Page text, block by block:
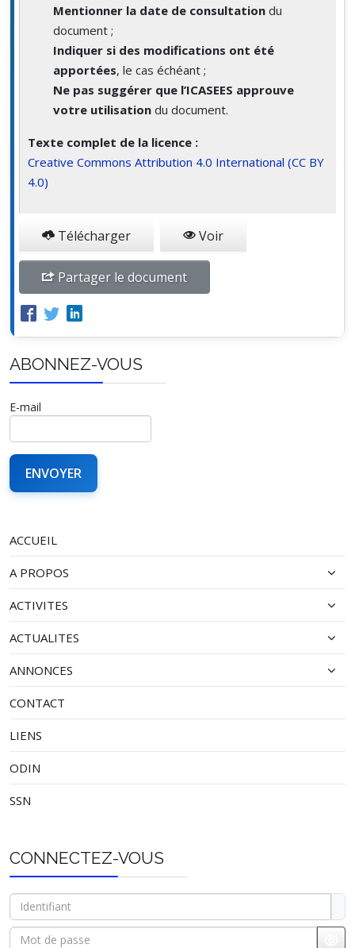
Mentionner la date de consultation du
document ;
Indiquer si des modifications ont été
apportées, le cas échéant ;
Ne pas suggérer que l’ICASEES approuve
votre utilisation du document.
Texte complet de la licence :
Creative Commons Attribution 4.0 International (CC BY
4.0)
Télécharger Voir
Partager le document
ABONNEZ-VOUS
E-mail
ACCUEIL
A PROPOS
ACTIVITES
ACTUALITES
ANNONCES
CONTACT
LIENS
ODIN
SSN
CONNECTEZ-VOUS
Identifiant
Mot de passe